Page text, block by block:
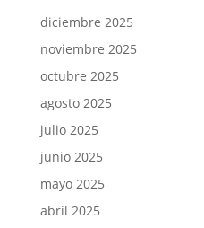
diciembre 2025
noviembre 2025
octubre 2025
agosto 2025
julio 2025
junio 2025
mayo 2025
abril 2025